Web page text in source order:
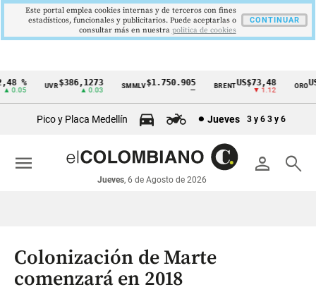
Cintillo
económicos
Colombia
% UVR$386,1273
▲ 0.03
SMMLV$1.750.905 BRENTUS$73,48
▼ 1.12
ORO
Pico y Placa Medellín Jueves 3 y 6 3 y 6
person search
Jueves, 6 de Agosto de 2026
menu
Colonización de Marte
comenzará en 2018
Este portal emplea cookies internas y de terceros con fines
estadísticos, funcionales y publicitarios. Puede aceptarlas o
consultar más en nuestra politica de cookies
CONTINUAR